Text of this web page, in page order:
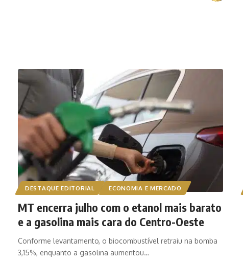
DESTAQUE EDITORIAL ECONOMIA E MERCADO
MT encerra julho com o etanol mais barato
e a gasolina mais cara do Centro-Oeste
Conforme levantamento, o biocombustível retraiu na bomba
3,15%, enquanto a gasolina aumentou…